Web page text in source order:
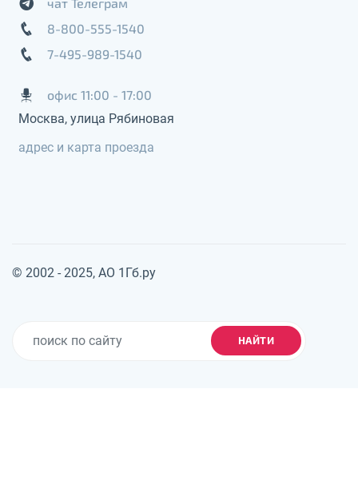
чат Телеграм
8-800-555-1540
7-495-989-1540
офис 11:00 - 17:00
Москва, улица Рябиновая
адрес и карта проезда
© 2002 - 2025, АО 1Гб.ру
НАЙТИ